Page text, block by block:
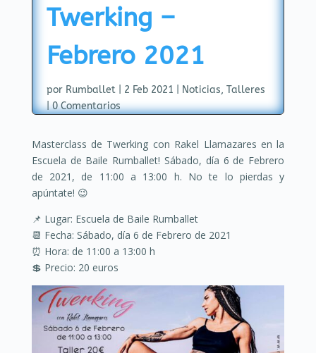
Twerking –
Febrero 2021
por Rumballet| 2 Feb 2021 Noticias, Talleres
|0 Comentarios
Masterclass de Twerking con Rakel Llamazares en la
Escuela de Baile Rumballet! Sábado, día 6 de Febrero
de 2021, de 11:00 a 13:00 h. No te lo pierdas y
apúntate! 😉
📌 Lugar: Escuela de Baile Rumballet
📆 Fecha: Sábado, día 6 de Febrero de 2021
⏰ Hora: de 11:00 a 13:00 h
💲 Precio: 20 euros